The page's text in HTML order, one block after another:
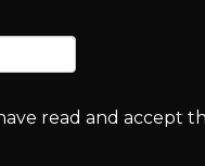
read and accept